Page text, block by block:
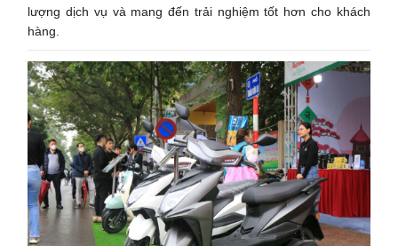
lượng dịch vụ và mang đến trải nghiệm tốt hơn cho khách
hàng.